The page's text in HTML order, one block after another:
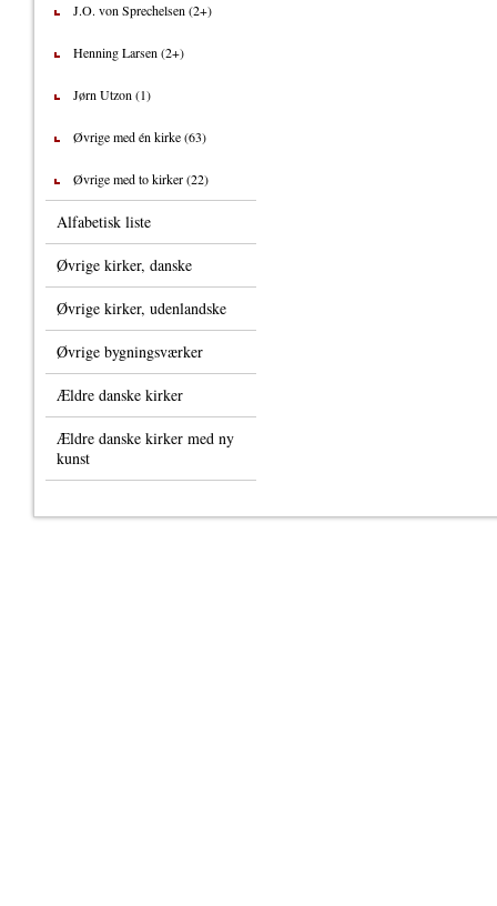
J.O. von Sprechelsen (2+)
Henning Larsen (2+)
Jørn Utzon (1)
Øvrige med én kirke (63)
Øvrige med to kirker (22)
Alfabetisk liste
Øvrige kirker, danske
Øvrige kirker, udenlandske
Øvrige bygningsværker
Ældre danske kirker
Ældre danske kirker med ny
kunst